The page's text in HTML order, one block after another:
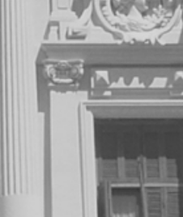
Reglamentos
Documentos